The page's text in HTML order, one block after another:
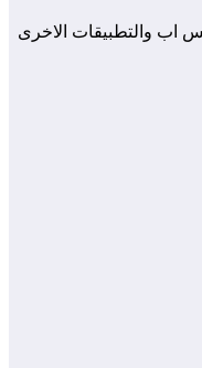
اب والتطبيقات الاخرى